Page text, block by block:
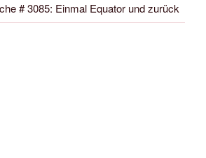
# 3085: Einmal Equator und zurück